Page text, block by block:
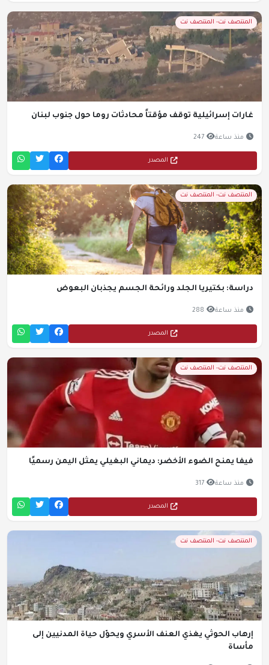
المنتصف نت- المنتصف نت
غارات إسرائيلية توقف مؤقتاً محادثات روما حول جنوب لبنان
منذ ساعة 247
المصدر
المنتصف نت- المنتصف نت
دراسة: بكتيريا الجلد ورائحة الجسم يجذبان البعوض
منذ ساعة 288
المصدر
المنتصف نت- المنتصف نت
فيفا يمنح الضوء الأخضر: ديماني البغيلي يمثل اليمن رسميًا
منذ ساعة 317
المصدر
المنتصف نت- المنتصف نت
إرهاب الحوثي يغذي العنف الأسري ويحوّل حياة المدنيين إلى
مأساة